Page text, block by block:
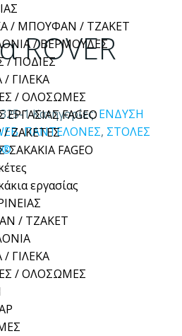
/ ΜΠΟΥΦΑΝ / ΤΖΑΚΕΤ
/ ΒΕΡΜΟΥΔΕΣ
/ ΠΟΔΙΕΣ
/ ΓΙΛΕΚΑ
/ ΟΛΟΣΩΜΕΣ
FAGEO
ΖΑΚΕΤΕΣ
ΣΑΚΑΚΙΑ FAGEO
εργασίας
/ ΤΖΑΚΕΤ
/ ΓΙΛΕΚΑ
/ ΟΛΟΣΩΜΕΣ
ROVER
1Κατηγορίες:ΕΝΔΥΣΗ
,ΠΑΝΤΕΛΟΝΕΣ, ΣΤΟΛΕΣ